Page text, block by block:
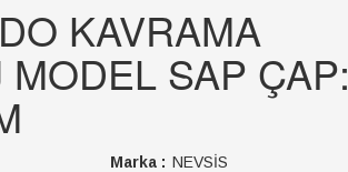
KAVRAMA
SAP ÇAP:
Marka : NEVSİS